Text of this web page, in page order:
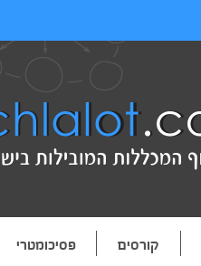
קורסים פסיכומטרי